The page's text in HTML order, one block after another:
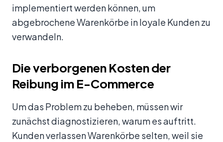
implementiert werden können, um
abgebrochene Warenkörbe in loyale Kunden zu
verwandeln.
Die verborgenen Kosten der
Reibung im E-Commerce
Um das Problem zu beheben, müssen wir
zunächst diagnostizieren, warum es auftritt.
Kunden verlassen Warenkörbe selten, weil sie